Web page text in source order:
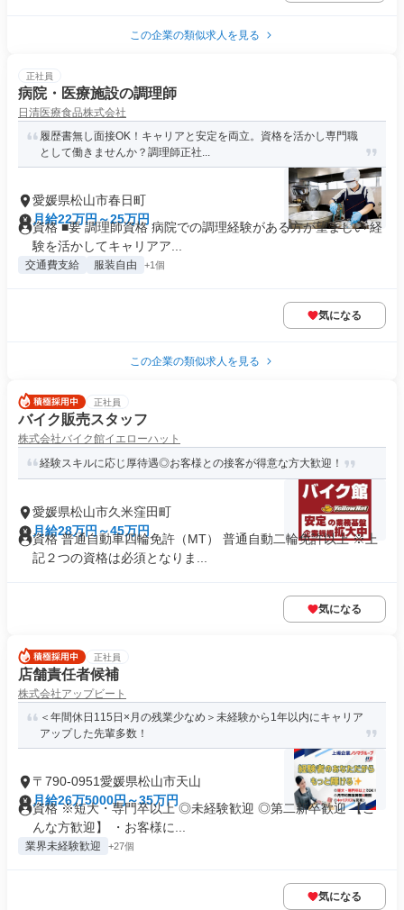
この企業の類似求人を見る
正社員
病院・医療施設の調理師
日清医療食品株式会社
履歴書無し面接OK！キャリアと安定を両立。資格を活かし専門職
として働きませんか？調理師正社...
愛媛県松山市春日町
月給22万円～25万円
資格 ■要 調理師資格 病院での調理経験がある方が望ましい 経
験を活かしてキャリアア...
交通費支給 服装自由 +1個
気になる
この企業の類似求人を見る
正社員
バイク販売スタッフ
株式会社バイク館イエローハット
経験スキルに応じ厚待遇◎お客様との接客が得意な方大歓迎！
愛媛県松山市久米窪田町
月給28万円～45万円
資格 普通自動車四輪免許（MT） 普通自動二輪免許以上 ※上
記２つの資格は必須となりま...
気になる
正社員
店舗責任者候補
株式会社アップビート
＜年間休日115日×月の残業少なめ＞未経験から1年以内にキャリア
アップした先輩多数！
〒790-0951愛媛県松山市天山
月給26万5000円～35万円
資格 ※短大・専門卒以上 ◎未経験歓迎 ◎第二新卒歓迎 【こ
んな方歓迎】 ・お客様に...
業界未経験歓迎 +27個
気になる